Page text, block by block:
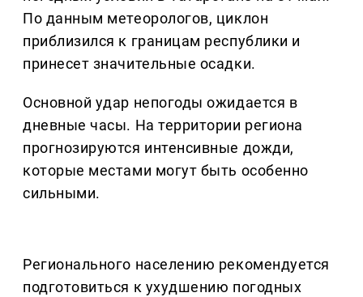
По данным метеорологов, циклон
приблизился к границам республики и
принесет значительные осадки.
Основной удар непогоды ожидается в
дневные часы. На территории региона
прогнозируются интенсивные дожди,
которые местами могут быть особенно
сильными.
Регионального населению рекомендуется
подготовиться к ухудшению погодных